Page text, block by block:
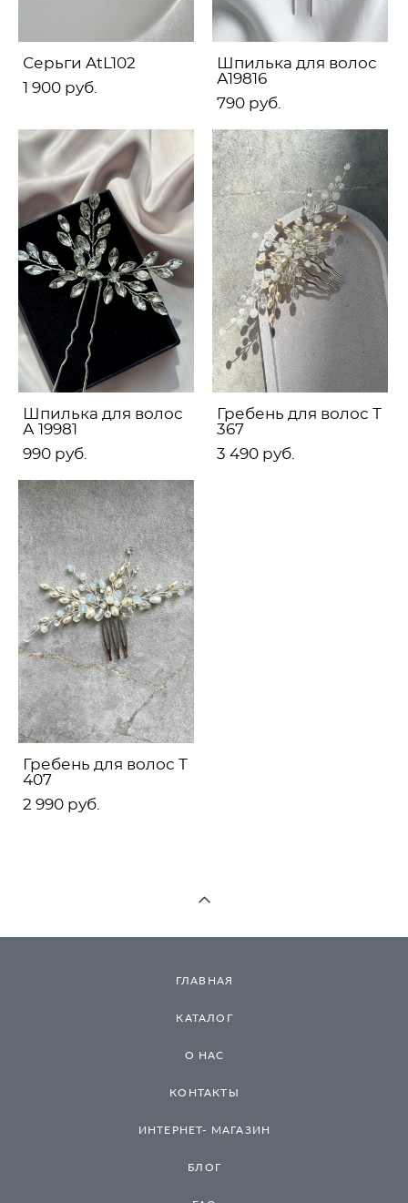
Серьги AtL102
1 900 pуб.
Шпилька для волос
А19816
790 pуб.
Шпилька для волос
А 19981
990 pуб.
Гребень для волос Т
367
3 490 pуб.
Гребень для волос Т
407
2 990 pуб.
ГЛАВНАЯ
КАТАЛОГ
О НАС
КОНТАКТЫ
ИНТЕРНЕТ- МАГАЗИН
БЛОГ